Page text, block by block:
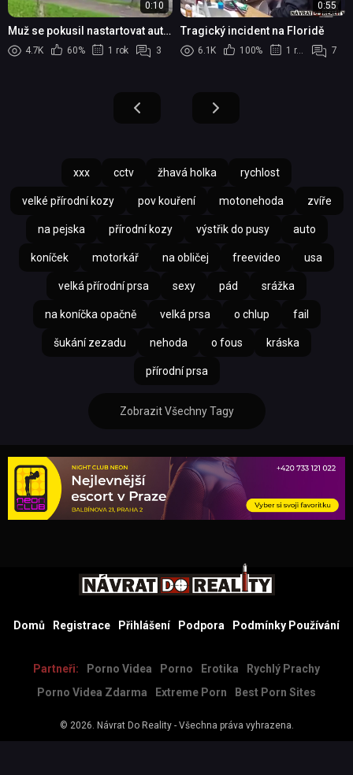
0:10
Muž se pokusil nastartovat auto
pomocí elektrického rozvaděče
se 110V
4.7K 60% 1 rok 3
0:55
Tragický incident na Floridě
6.1K 100% 1 rok 7
xxx cctv žhavá holka rychlost
velké přírodní kozy pov kouření motonehoda zvíře
na pejska přírodní kozy výstřik do pusy auto
koníček motorkář na obličej freevideo usa
velká přírodní prsa sexy pád srážka
na koníčka opačně velká prsa o chlup fail
šukání zezadu nehoda o fous kráska
přírodní prsa
Zobrazit Všechny Tagy
Domů Registrace Přihlášení Podpora Podmínky Používání
Partneři: Porno Videa Porno Erotika
Rychlý Prachy
Porno Videa Zdarma
Extreme Porn Best Porn Sites
© 2026. Návrat Do Reality- Všechna práva vyhrazena.